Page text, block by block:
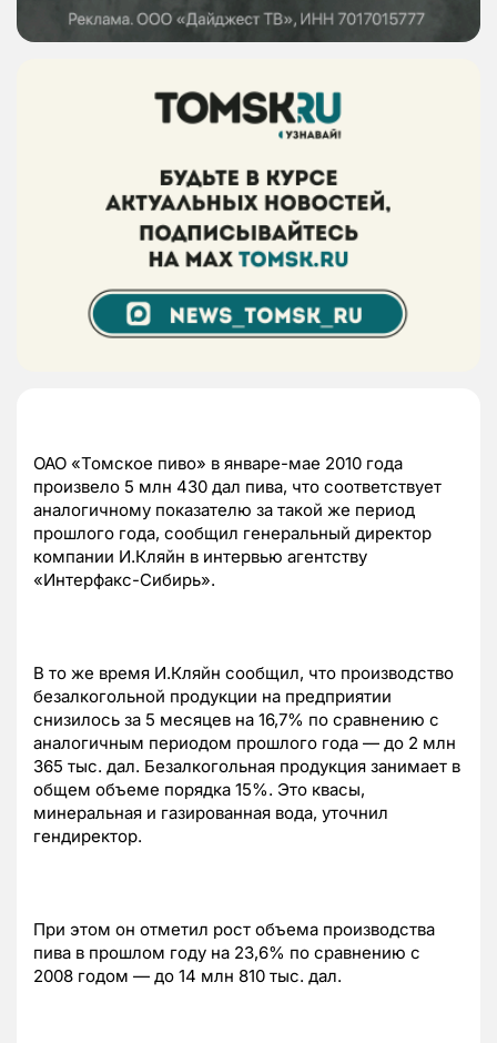
ОАО «Томское пиво» в январе-мае 2010 года
произвело 5 млн 430 дал пива, что соответствует
аналогичному показателю за такой же период
прошлого года, сообщил генеральный директор
компании И.Кляйн в интервью агентству
«Интерфакс-Сибирь».
В то же время И.Кляйн сообщил, что производство
безалкогольной продукции на предприятии
снизилось за 5 месяцев на 16,7% по сравнению с
аналогичным периодом прошлого года — до 2 млн
365 тыс. дал. Безалкогольная продукция занимает в
общем объеме порядка 15%. Это квасы,
минеральная и газированная вода, уточнил
гендиректор.
При этом он отметил рост объема производства
пива в прошлом году на 23,6% по сравнению с
2008 годом — до 14 млн 810 тыс. дал.